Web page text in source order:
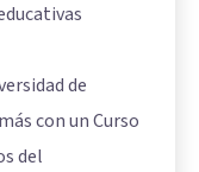
de
con un Curso
del